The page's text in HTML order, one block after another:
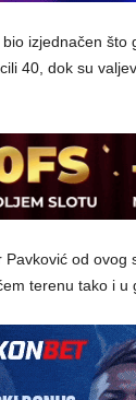
izjednačen što
40, dok su
od
terenu tako i u